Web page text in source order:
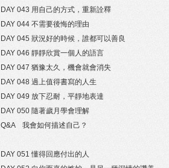
DAY 043 用自己的方式，重新詮釋
DAY 044 不需要後悔的理由
DAY 045 狀況好的時候，誰都可以善良
DAY 046 靜靜欣賞一個人的語言
DAY 047 猶豫太久，機會就會消失
DAY 048 過上值得書寫的人生
DAY 049 放下忍耐，平靜地表達
DAY 050 隨著歲月學會理解
Q&A 我會如何描述自己？
DAY 051 懂得回應付出的人